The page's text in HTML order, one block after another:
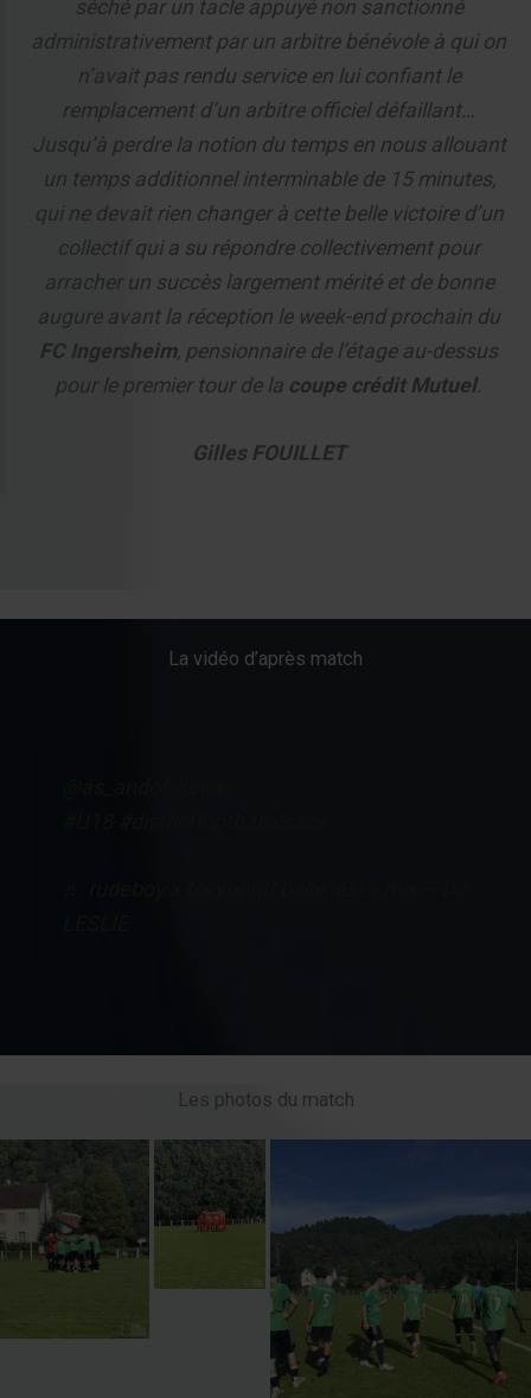
séché par un tacle appuyé non sanctionné
administrativement par un arbitre bénévole à qui on
n’avait pas rendu service en lui confiant le
remplacement d’un arbitre officiel défaillant…
Jusqu’à perdre la notion du temps en nous allouant
un temps additionnel interminable de 15 minutes,
qui ne devait rien changer à cette belle victoire d’un
collectif qui a su répondre collectivement pour
arracher un succès largement mérité et de bonne
augure avant la réception le week-end prochain du
FC Ingersheim, pensionnaire de l’étage au-dessus
pour le premier tour de la coupe crédit Mutuel.
Gilles FOUILLET
La vidéo d’après match
Les photos du match